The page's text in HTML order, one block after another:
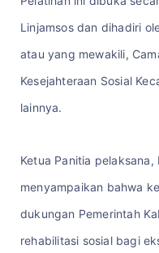
Linjamsos dan dihadiri
atau yang mewakili,
Kesejahteraan Sosial
lainnya.
Ketua Panitia pelaksana,
menyampaikan bahwa
dukungan Pemerintah
rehabilitasi sosial bagi